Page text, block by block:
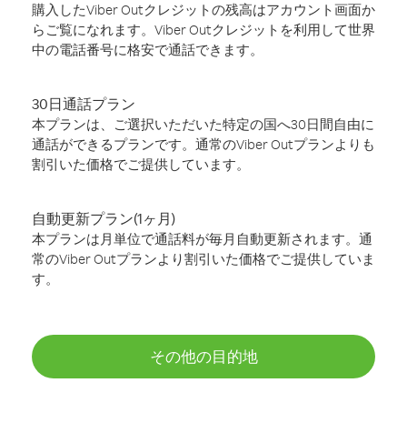
購入したViber Outクレジットの残高はアカウント画面か
らご覧になれます。Viber Outクレジットを利用して世界
中の電話番号に格安で通話できます。
30日通話プラン
本プランは、ご選択いただいた特定の国へ30日間自由に
通話ができるプランです。通常のViber Outプランよりも
割引いた価格でご提供しています。
自動更新プラン(1ヶ月)
本プランは月単位で通話料が毎月自動更新されます。通
常のViber Outプランより割引いた価格でご提供していま
す。
その他の目的地